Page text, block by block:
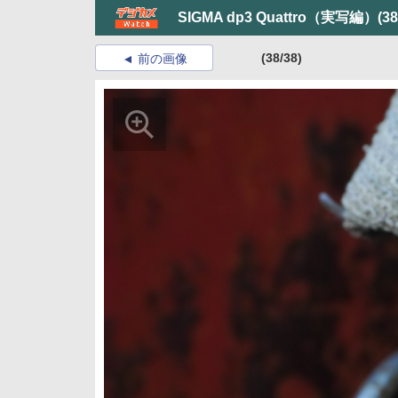
SIGMA dp3 Quattro（実写編）
前の画像 (38/38)